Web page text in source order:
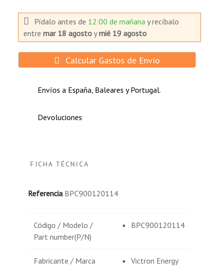
Pídalo antes de 12:00 de mañanay recíbalo
entremar 18 agosto ymié 19 agosto
Calcular Gastos de Envío
Envíos a España, Baleares y Portugal.
Devoluciones
FICHA TÉCNICA
Referencia BPC900120114
Código / Modelo /
Part number(P/N)
BPC900120114
Fabricante / Marca Victron Energy